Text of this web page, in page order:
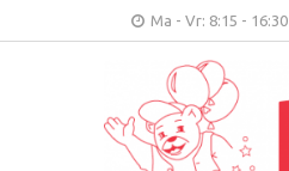
Ma - Vr: 8:15 - 16:30